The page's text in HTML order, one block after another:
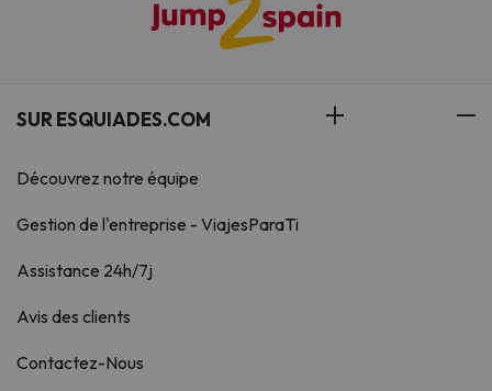
SUR ESQUIADES.COM
Découvrez notre équipe
Gestion de l'entreprise - ViajesParaTi
Assistance 24h/7j
Avis des clients
Contactez-Nous